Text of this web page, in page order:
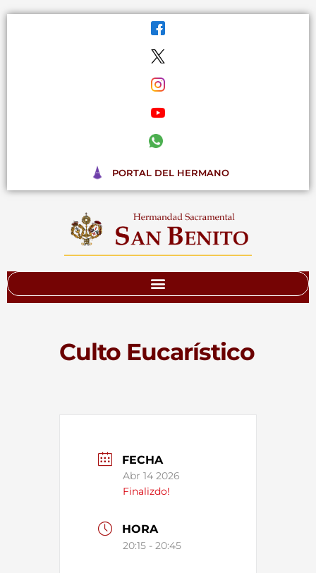
PORTAL DEL HERMANO
Culto Eucarístico
FECHA
Abr 14 2026
Finalizdo!
HORA
20:15 - 20:45